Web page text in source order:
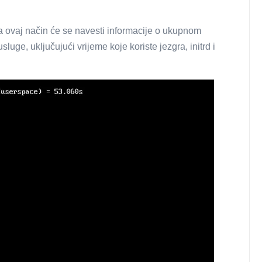
način će se navesti informacije o ukupnom
uključujući vrijeme koje koriste jezgra, initrd i